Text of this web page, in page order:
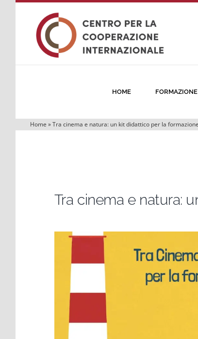
HOME FORMAZIONE
Home »Tra cinema e natura: un kit didattico per la
Tra cinema e natura: